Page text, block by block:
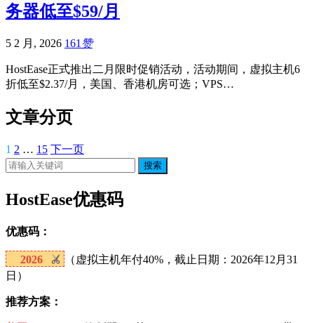
务器低至$59/月
5 2 月, 2026 161 赞
HostEase正式推出二月限时促销活动，活动期间，虚拟主机6
折低至$2.37/月，美国、香港机房可选；VPS…
文章分页
1 2 … 15 下一页
搜索
HostEase优惠码
优惠码：
2026
（虚拟主机年付40%，截止日期：2026年12月31
日）
推荐方案：